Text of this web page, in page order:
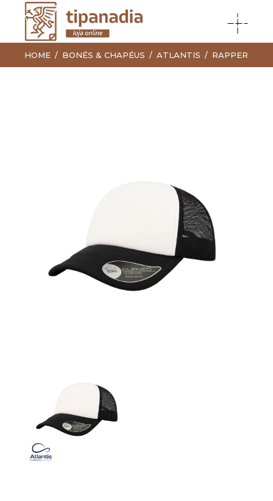
HOME BONÉS & CHAPÉUS ATLANTIS RAPPER